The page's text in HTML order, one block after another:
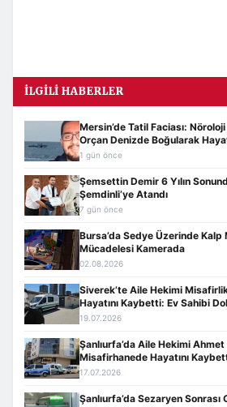
İLGILI HABERLER
Mersin’de Tatil Faciası:
Orçan Denizde Boğularak
1 gün önce
Şemsettin Demir 6 Yılın
Şemdinli’ye Atandı
7 gün önce
Bursa’da Sedye Üzerinde Kalp
Mücadelesi Kamerada
02.08.2026
Siverek’te Aile Hekimi
Hayatını Kaybetti: Ev Sahibi
19.07.2026
Şanlıurfa’da Aile Hekimi Ahmet
Misafirhanede Hayatını
17.07.2026
Şanlıurfa’da Sezaryen Sonrası